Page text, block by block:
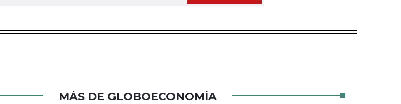
MÁS DE GLOBOECONOMÍA